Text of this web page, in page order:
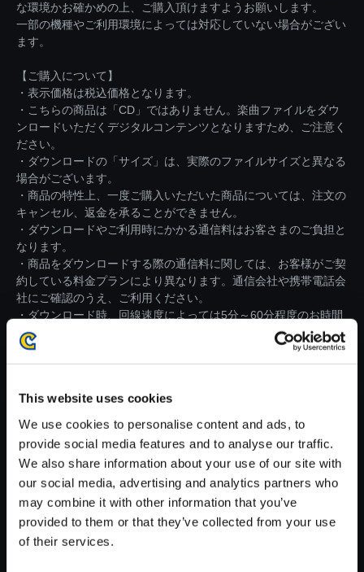
This website uses cookies
We use cookies to personalise content and ads, to
provide social media features and to analyse our traffic.
We also share information about your use of our site with
our social media, advertising and analytics partners who
may combine it with other information that you’ve
provided to them or that they’ve collected from your use
of their services.
な環境かお確かめの上、ご購入頂けますようお願いします。
一部の機種やご利用環境によっては対応していない場合がござい
ます。
【ご購入について】
・表示価格は税込価格となります。
・こちらの商品は「CD」ではありません。楽曲ファイルをダウ
ンロードいただくデジタルコンテンツとなりますため、ご注意く
ださい。
・ダウンロードの「サイズ」は、実際のファイルサイズと異なる
場合がございます。
・商品の特性上、一度ご購入いただいた商品については、注文の
キャンセル、返金を承ることができません。
・ダウンロードやご利用時にかかる通信料はお客さまのご負担と
なります。
・商品をダウンロードする際の通信料に関しては、お客様がご契
約している料金プランにより異なります。通信会社や携帯電話会
社にご確認のうえ、ご利用ください。
・ダウンロード時、回線速度によっては5分～60分程度のお時間
がかかる場合がございます。
※ご購入いただいたファイルのダウンロードの際には、通信環境
が安定しているWifi環境でお試しください。
【単曲】ストリートファイター
V シーズン5 オリジナル・サウ
ンドトラック The Grid 4